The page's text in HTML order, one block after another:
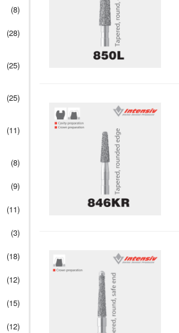
(8)
(28)
(25)
(25)
(11)
(8)
(9)
(11)
(3)
(18)
(12)
(15)
(12)